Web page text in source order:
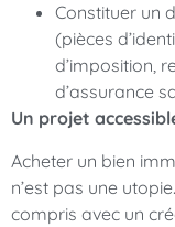
Constituer un
(pièces
d’imposition,
d’assurance
Un projet
Acheter un bien
n’est pas une
compris avec un